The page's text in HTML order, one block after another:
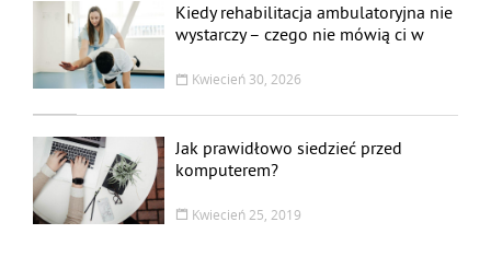
Kiedy rehabilitacja ambulatoryjna nie
wystarczy – czego nie mówią ci w
Kwiecień 30, 2026
Jak prawidłowo siedzieć przed
komputerem?
Kwiecień 25, 2019